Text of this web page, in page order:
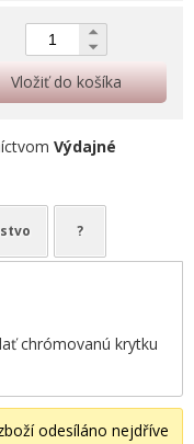
odesíláno nejdříve
Vložiť do košíka
Výdajné
?
chrómovanú krytku